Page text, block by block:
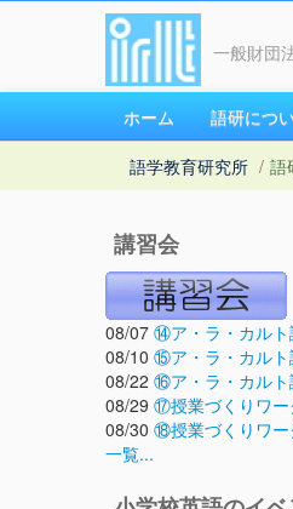
一般財団
ホーム 語研につ
語学教育研究所 / 語
講習会
08/07 ⑭ア・ラ・カルト
08/10 ⑮ア・ラ・カルト
08/22 ⑯ア・ラ・カルト
08/29 ⑰授業づくりワー
08/30 ⑱授業づくりワー
一覧...